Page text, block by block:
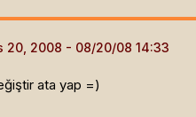
20, 2008
ata yap =)